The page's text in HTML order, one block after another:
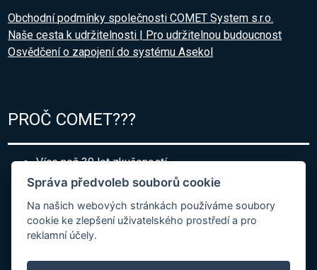
Obchodní podmínky společnosti COMET System s.r.o.
Naše cesta k udržitelnosti | Pro udržitelnou budoucnost
Osvědčení o zapojení do systému Asekol
PROČ COMET???
Více než 30 let zkušeností
Odborné poradenství
Sortiment produktů napříč odvětvími
Přístroje na míru Vaší aplikace
Velmi rychlé termíny dodání
Výborná technická podpora novým i stávajícím
zákazníkům
Správa předvoleb souborů cookie
Na našich webových stránkách používáme soubory
cookie ke zlepšení uživatelského prostředí a pro
reklamní účely.